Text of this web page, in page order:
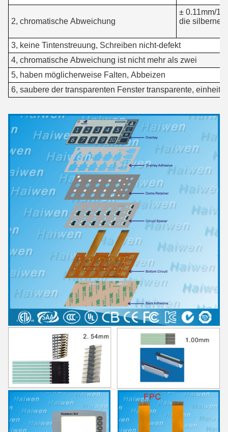
2, chromatische Abweichung
± 0.11mm/
die silberne
3, keine Tintenstreuung, Schreiben nicht-defekt
4, chromatische Abweichung ist nicht mehr als zwei
5, haben möglicherweise Falten, Abbeizen
6, saubere der transparenten Fenster transparente,